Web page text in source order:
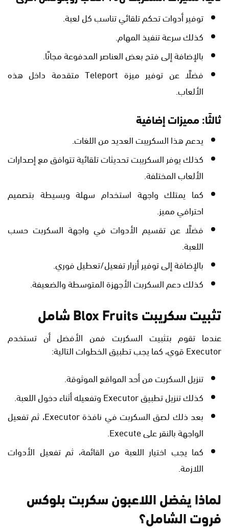
توفير أدوات تحكم تلقائي تناسب كل لعبة.
كذلك سرعة تنفيذ المهام.
بالإضافة إلى فتح بعض العناصر المدفوعة مجانًا.
فضلًا عن توفير ميزة Teleport متقدمة داخل هذه
الألعاب.
ثالثًا: مميزات إضافية
يدعم هذا السكريبت العديد من اللغات.
كذلك يوفر السكريبت تحديثات تلقائية تتوافق مع إصدارات
الألعاب المختلفة.
كما يمتلك واجهة استخدام سهلة وبسيطة بتصميم
احترافي مميز.
فضلًا عن تقسيم الأدوات في واجهة السكربت حسب
اللعبة.
بالإضافة إلى توفير أزرار تفعيل/تعطيل فوري.
كذلك دعم السكربت الأجهزة المتوسطة والضعيفة.
تثبيت سكريبت Blox Fruits شامل
عندما تقوم بتثبيت السكربت فمن الأفضل أن تستخدم
Executor قوي، كما يجب تطبيق الخطوات التالية:
تنزيل السكربت من أحد المواقع الموثوقة.
كذلك تنزيل تطبيق Executor وتفعيله أثناء دخول اللعبة.
بعد ذلك لصق السكربت في نافذة Executor، ثم تفعيل
الواجهة بالنقر على Execute.
كما يجب اختيار اللعبة من القائمة، ثم تفعيل الأدوات
اللازمة.
لماذا يفضل اللاعبون سكربت بلوكس
فروت الشامل؟